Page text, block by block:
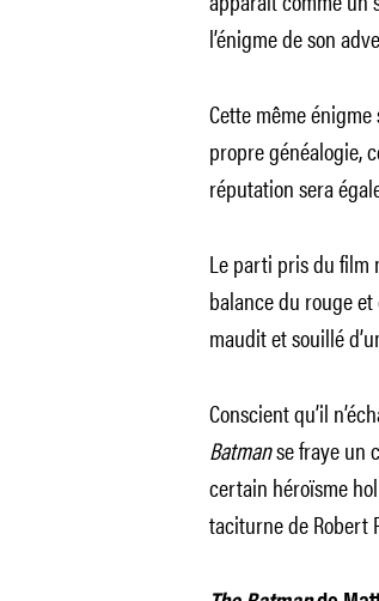
l’énigme de son
Cette même
propre généalogie,
réputation sera
Le parti pris du film
balance du rouge et
maudit et souillé
Conscient qu’il
Batmanse fraye un
certain héroïsme
taciturne de Robert